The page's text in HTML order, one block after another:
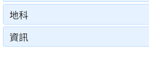
地科
資訊